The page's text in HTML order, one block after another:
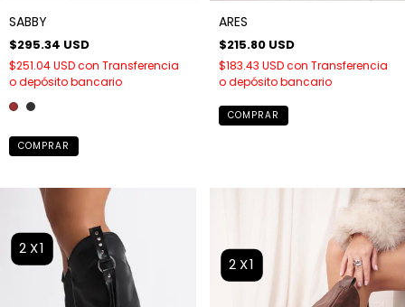
SABBY
$295.34 USD
$251.04 USDcon Transferencia
o depósito bancario
COMPRAR
ARES
$215.80 USD
$183.43 USDcon Transferencia
o depósito bancario
COMPRAR
2X1
2X1